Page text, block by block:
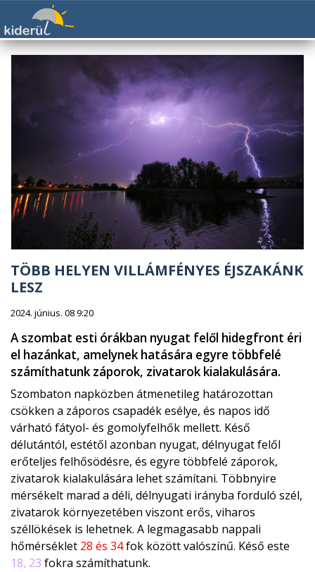
TÖBB HELYEN VILLÁMFÉNYES ÉJSZAKÁNK
LESZ
2024. június. 08 9:20
A szombat esti órákban nyugat felől hidegfront éri
el hazánkat, amelynek hatására egyre többfelé
számíthatunk záporok, zivatarok kialakulására.
Szombaton napközben átmenetileg határozottan
csökken a záporos csapadék esélye, és napos idő
várható fátyol- és gomolyfelhők mellett. Késő
délutántól, estétől azonban nyugat, délnyugat felől
erőteljes felhősödésre, és egyre többfelé záporok,
zivatarok kialakulására lehet számítani. Többnyire
mérsékelt marad a déli, délnyugati irányba forduló szél,
zivatarok környezetében viszont erős, viharos
széllökések is lehetnek. A legmagasabb nappali
hőmérséklet 28 és 34fok között valószínű. Késő este
18, 23 fokra számíthatunk.